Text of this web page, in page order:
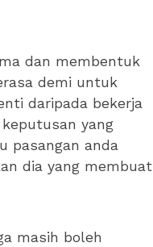
dan membentuk
demi untuk
daripada bekerja
yang
pasangan anda
dia yang membuat
masih boleh